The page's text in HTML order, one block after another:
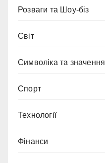
Розваги та Шоу-біз
Світ
Символіка та значення
Спорт
Технології
Фінанси